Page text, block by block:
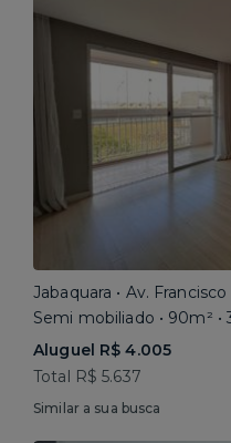
Jabaquara • Av.
Semi mobiliado • 90m² •
Aluguel R$ 4.005
Total R$ 5.637
Similar a sua busca